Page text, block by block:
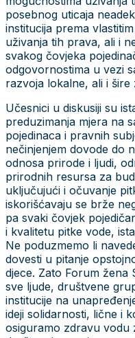
posebnog uticaja
institucija prema
uživanja tih prava, ali i
svakog čovjeka
odgovornostima u vezi
razvoja lokalne, ali i šire
Učesnici u diskusiji su
preduzimanja mjera na
pojedinaca i pravnih
nečinjenjem dovode do
odnosa prirode i ljudi,
prirodnih resursa za
uključujući i očuvanje
iskorišćavaju se brže
pa svaki čovjek
i kvalitetu pitke vode,
Ne poduzmemo li
dovesti u pitanje
djece. Zato Forum žena
sve ljude, društvene
institucije na
ideji solidarnosti, lične i
osiguramo zdravu vodu